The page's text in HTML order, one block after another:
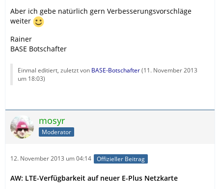
Aber ich gebe natürlich gern Verbesserungsvorschläge
weiter
Rainer
BASE Botschafter
Einmal editiert, zuletzt von BASE-Botschafter(11. November 2013
um 18:03)
mosyr
Moderator
12. November 2013 um 04:14 Offizieller Beitrag
AW: LTE-Verfügbarkeit auf neuer E-Plus Netzkarte